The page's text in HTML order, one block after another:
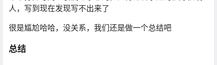
人，写到现在发现写不出来了
很是尴尬哈哈，没关系，我们还是做一个总结吧
总结